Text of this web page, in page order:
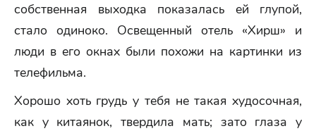
собственная выходка показалась ей глупой,
стало одиноко. Освещенный отель «Хирш» и
люди в его окнах были похожи на картинки из
телефильма.
Хорошо хоть грудь у тебя не такая худосочная,
как у китаянок, твердила мать; зато глаза у